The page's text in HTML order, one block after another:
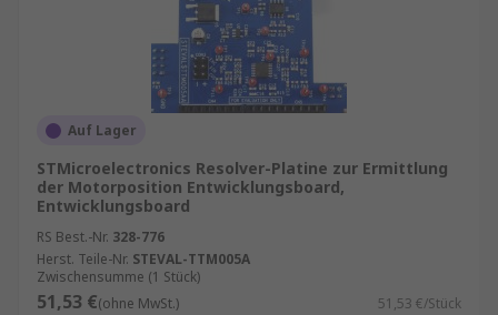
Auf Lager
STMicroelectronics Resolver-Platine zur Ermittlung
der Motorposition Entwicklungsboard,
Entwicklungsboard
RS Best.-Nr. 328-776
Herst. Teile-Nr. STEVAL-TTM005A
Zwischensumme (1 Stück)
51,53 €(ohne MwSt.) 51,53 €/Stück